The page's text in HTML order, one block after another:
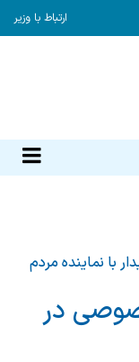
ارتباط با وزیر
با نماینده مردم
در